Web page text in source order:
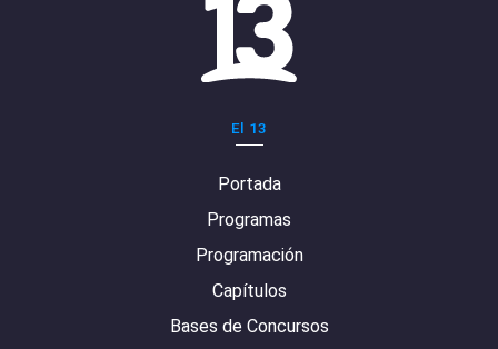
El 13
Portada
Programas
Programación
Capítulos
Bases de Concursos